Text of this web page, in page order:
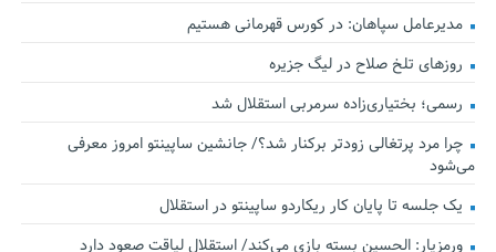
مدیرعامل سپاهان: در کورس قهرمانی هستیم
روزهای تلخ صلاح در لیگ جزیره
رسمی؛ بختیاری‌زاده سرمربی استقلال شد
چرا مرد پرتغالی زودتر برکنار شد؟/ جانشین ساپینتو امروز معرفی
می‌شود
یک جلسه تا پایان کار ریکاردو ساپینتو در استقلال
ورمزیار: الحسین بسته بازی می‌کند/ استقلال لیاقت صعود دارد